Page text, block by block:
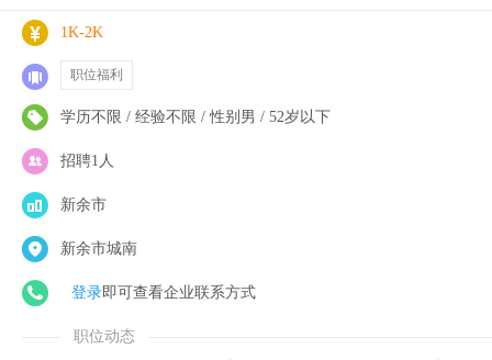
1K-2K
职位福利
学历不限 / 经验不限 / 性别男 / 52岁以下
招聘1人
新余市
新余市城南
登录即可查看企业联系方式
职位动态